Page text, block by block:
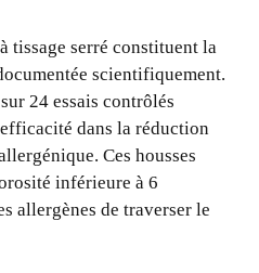
tissage serré constituent la
scientifiquement.
24 essais contrôlés
dans la réduction
Ces housses
inférieure à 6
allergènes de traverser le